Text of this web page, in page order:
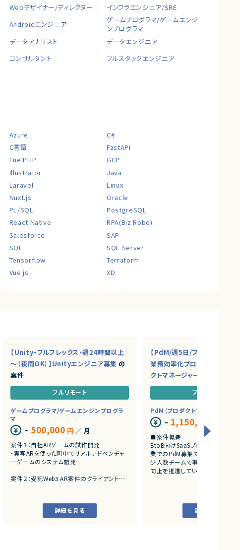
Webデザイナー/ディレクター
インフラエンジニア/SRE
Androidエンジニア
ゲームプログラマ/ゲームエンジ
ンプログラマ
データアナリスト
データエンジニア
コンサルタント
フルスタックエンジニア
Azure
C#
C言語
FastAPI
FuelPHP
GCP
Illustrator
Java
Laravel
Linux
Nuxt.js
Oracle
PL/SQL
PostgreSQL
React Native
RPA(Biz Robo)
Salesforce
SAP
SQL
SQL Server
Tensorflow
Terraform
Vue.js XD
【Unity・フルフレックス・週24時間以上
～（夜間OK）】Unityエンジニア募集 の
案件
フルリモート
ゲームプログラマ/ゲームエンジンプログラ
マ
~ 500,000 円 ／ 月
案件１：自社ARゲームの試作開発
・実写ARを使った町中でリアルアドベンチャ
ーゲームのシステム開発
案件２：受託Web3 AR案件のクライアント開
詳細を見る
【PdM/週5日/フルリモ】AI・
業務効率化プロダクトを推進
クトマネージャー募集
フルリモート
PdM（プロダクトマネージャー）
~ 1,150,000
■案件概要
BtoB向けSaaSプロダクトを展開
業でのPdM募集です。
少人数チームで事業成長とプロ
向上を推進しています。
・ワークフロー管理サービス
・業務管理サービス詳細を見る